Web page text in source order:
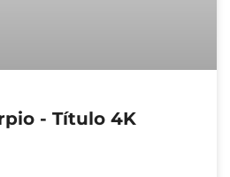
- Título 4K